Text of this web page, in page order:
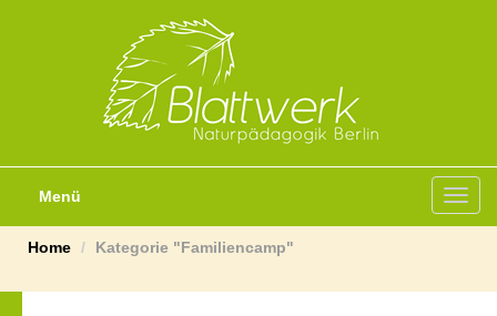
Menü
Home
Kategorie "Familiencamp"